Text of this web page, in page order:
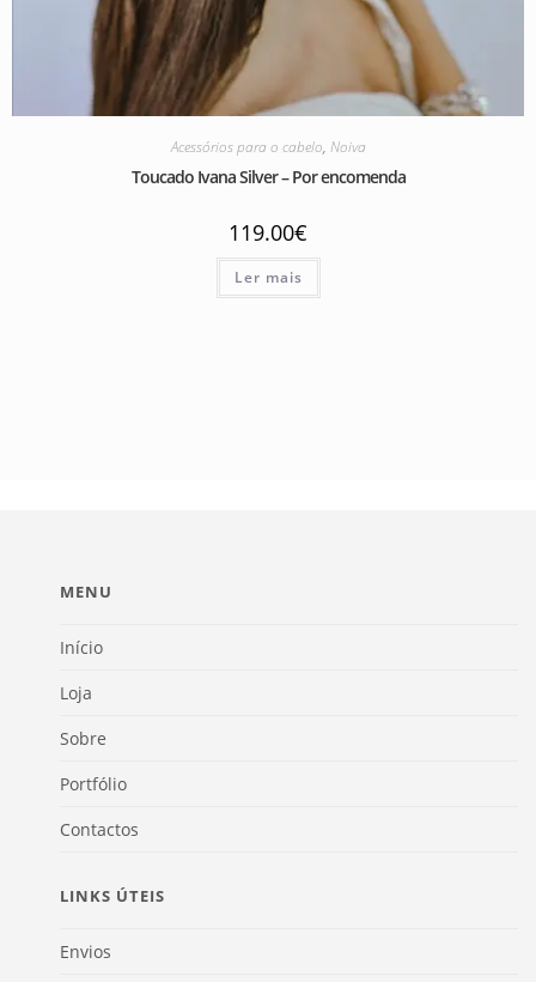
Acessórios para o cabelo, Noiva
Toucado Ivana Silver – Por encomenda
119.00€
Ler mais
MENU
Início
Loja
Sobre
Portfólio
Contactos
LINKS ÚTEIS
Envios